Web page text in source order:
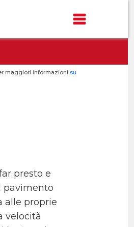
maggiori informazioni su
presto e
pavimento
alle proprie
velocità